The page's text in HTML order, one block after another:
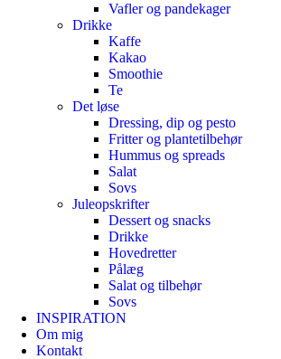
Vafler og pandekager
Drikke
Kaffe
Kakao
Smoothie
Te
Det løse
Dressing, dip og pesto
Fritter og plantetilbehør
Hummus og spreads
Salat
Sovs
Juleopskrifter
Dessert og snacks
Drikke
Hovedretter
Pålæg
Salat og tilbehør
Sovs
INSPIRATION
Om mig
Kontakt